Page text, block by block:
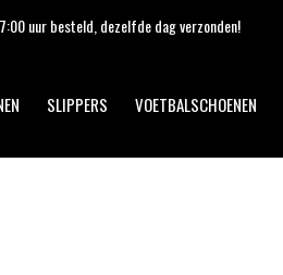
SLIPPERS VOETBALSCHOENEN
uur besteld, dezelfde dag verzonden!